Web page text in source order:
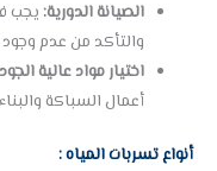
الصيانة الدورية:يجب
والتأكد من عدم
اختيار مواد عالية
أعمال السباكة
أنواع تسربات المياه :